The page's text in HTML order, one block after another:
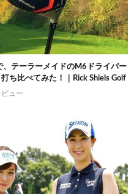
、テーラーメイドのM6ドライバー
ち比べてみた！｜Rick Shiels Golf
ュー